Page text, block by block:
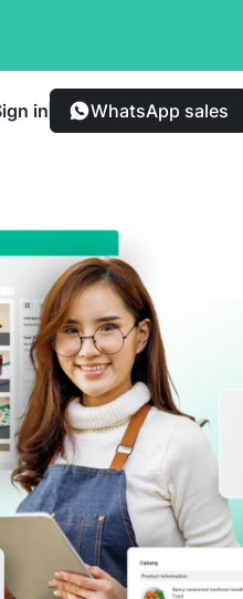
secara transparan
in WhatsApp sales